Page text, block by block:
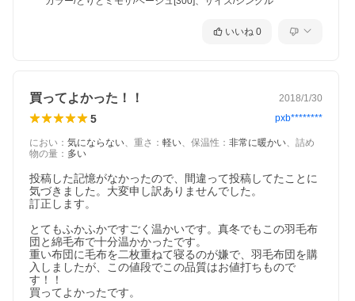
検査
で何度も洗浄を繰り返します。業界基準の2倍の長さ1
000mm透視度計でチェックしながら、洗った水が透き
伝統の技術で、気になる羽毛のニオイを より少なく、
暖かさを逃がさないキルト仕様
テトラシールドキルトでぽかぽか
お洗濯後も乾きやすい『テトラシールドキルト』を採
用。体に当たる縫い目が少ないため、熱を逃がさず羽
いいね 0
買ってよかった！！ 2018/1/30
5 pxb********
におい ： 気にならない、 重さ ： 軽い、 保温性 ： 非常に暖かい、 詰め
物の量 ： 多い
投稿した記憶がなかったので、間違って投稿してたことに
気づきました。大変申し訳ありませんでした。
訂正します。
とてもふかふかですごく温かいです。真冬でもこの羽毛布
団と綿毛布で十分温かかったです。
重い布団に毛布を二枚重ねて寝るのが嫌で、羽毛布団を購
入しましたが、この値段でこの品質はお値打ちもので
す！！
買ってよかったです。